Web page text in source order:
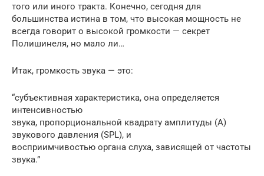
того или иного тракта. Конечно, сегодня для
большинства истина в том, что высокая мощность не
всегда говорит о высокой громкости — секрет
Полишинеля, но мало ли…
Итак, громкость звука — это:
“субъективная характеристика, она определяется
интенсивностью
звука, пропорциональной квадрату амплитуды (A)
звукового давления (SPL), и
восприимчивостью органа слуха, зависящей от частоты
звука.”